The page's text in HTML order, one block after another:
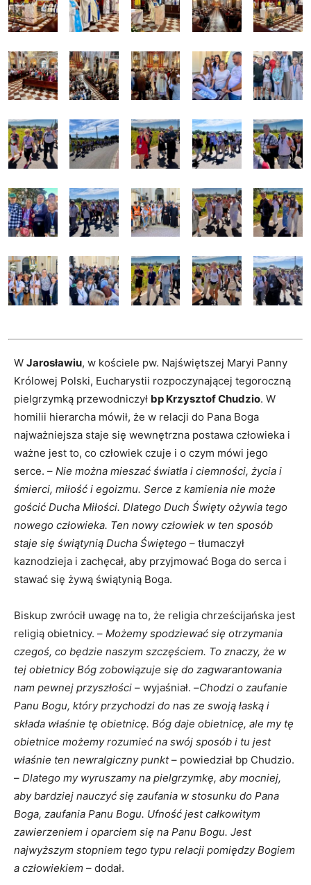
W Jarosławiu, w kościele pw. Najświętszej Maryi Panny
Królowej Polski, Eucharystii rozpoczynającej tegoroczną
pielgrzymką przewodniczył bp Krzysztof Chudzio. W
homilii hierarcha mówił, że w relacji do Pana Boga
najważniejsza staje się wewnętrzna postawa człowieka i
ważne jest to, co człowiek czuje i o czym mówi jego
serce. – Nie można mieszać światła i ciemności, życia i
śmierci, miłość i egoizmu. Serce z kamienia nie może
gościć Ducha Miłości. Dlatego Duch Święty ożywia tego
nowego człowieka. Ten nowy człowiek w ten sposób
staje się świątynią Ducha Świętego – tłumaczył
kaznodzieja i zachęcał, aby przyjmować Boga do serca i
stawać się żywą świątynią Boga.
Biskup zwrócił uwagę na to, że religia chrześcijańska jest
religią obietnicy. – Możemy spodziewać się otrzymania
czegoś, co będzie naszym szczęściem. To znaczy, że w
tej obietnicy Bóg zobowiązuje się do zagwarantowania
nam pewnej przyszłości – wyjaśniał. –Chodzi o zaufanie
Panu Bogu, który przychodzi do nas ze swoją łaską i
składa właśnie tę obietnicę. Bóg daje obietnicę, ale my tę
obietnice możemy rozumieć na swój sposób i tu jest
właśnie ten newralgiczny punkt– powiedział bp Chudzio.
– Dlatego my wyruszamy na pielgrzymkę, aby mocniej,
aby bardziej nauczyć się zaufania w stosunku do Pana
Boga, zaufania Panu Bogu. Ufność jest całkowitym
zawierzeniem i oparciem się na Panu Bogu. Jest
najwyższym stopniem tego typu relacji pomiędzy Bogiem
a człowiekiem – dodał.